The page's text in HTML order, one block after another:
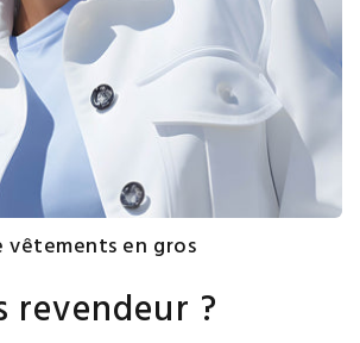
en gros
revendeur ?